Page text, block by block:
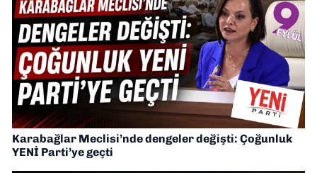
Karabağlar Meclisi’nde dengeler değişti: Çoğunluk
YENİ Parti’ye geçti